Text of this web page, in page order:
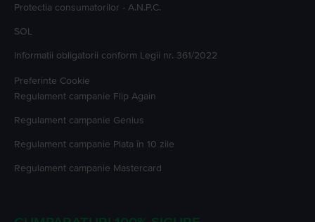
Protectia consumatorilor - A.N.P.C.
SOL
Informatii obligatorii conform Legii nr. 361/2022
Preferinte Cookie
Regulament campanie Flip Again
Regulament campanie Genius
Regulament campanie Plata în 10 zile
Regulament campanie Mastercard